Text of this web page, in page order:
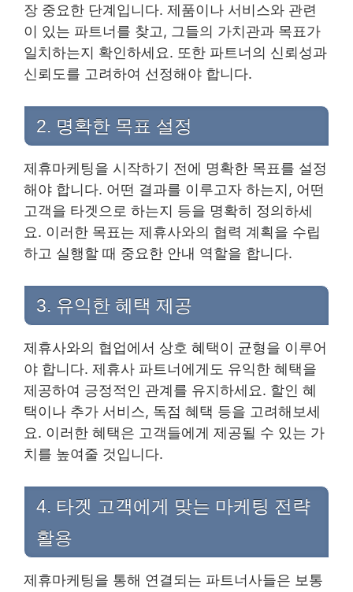
장 중요한 단계입니다. 제품이나 서비스와 관련
이 있는 파트너를 찾고, 그들의 가치관과 목표가
일치하는지 확인하세요. 또한 파트너의 신뢰성과
신뢰도를 고려하여 선정해야 합니다.
2. 명확한 목표 설정
제휴마케팅을 시작하기 전에 명확한 목표를 설정
해야 합니다. 어떤 결과를 이루고자 하는지, 어떤
고객을 타겟으로 하는지 등을 명확히 정의하세
요. 이러한 목표는 제휴사와의 협력 계획을 수립
하고 실행할 때 중요한 안내 역할을 합니다.
3. 유익한 혜택 제공
제휴사와의 협업에서 상호 혜택이 균형을 이루어
야 합니다. 제휴사 파트너에게도 유익한 혜택을
제공하여 긍정적인 관계를 유지하세요. 할인 혜
택이나 추가 서비스, 독점 혜택 등을 고려해보세
요. 이러한 혜택은 고객들에게 제공될 수 있는 가
치를 높여줄 것입니다.
4. 타겟 고객에게 맞는 마케팅 전략
활용
제휴마케팅을 통해 연결되는 파트너사들은 보통